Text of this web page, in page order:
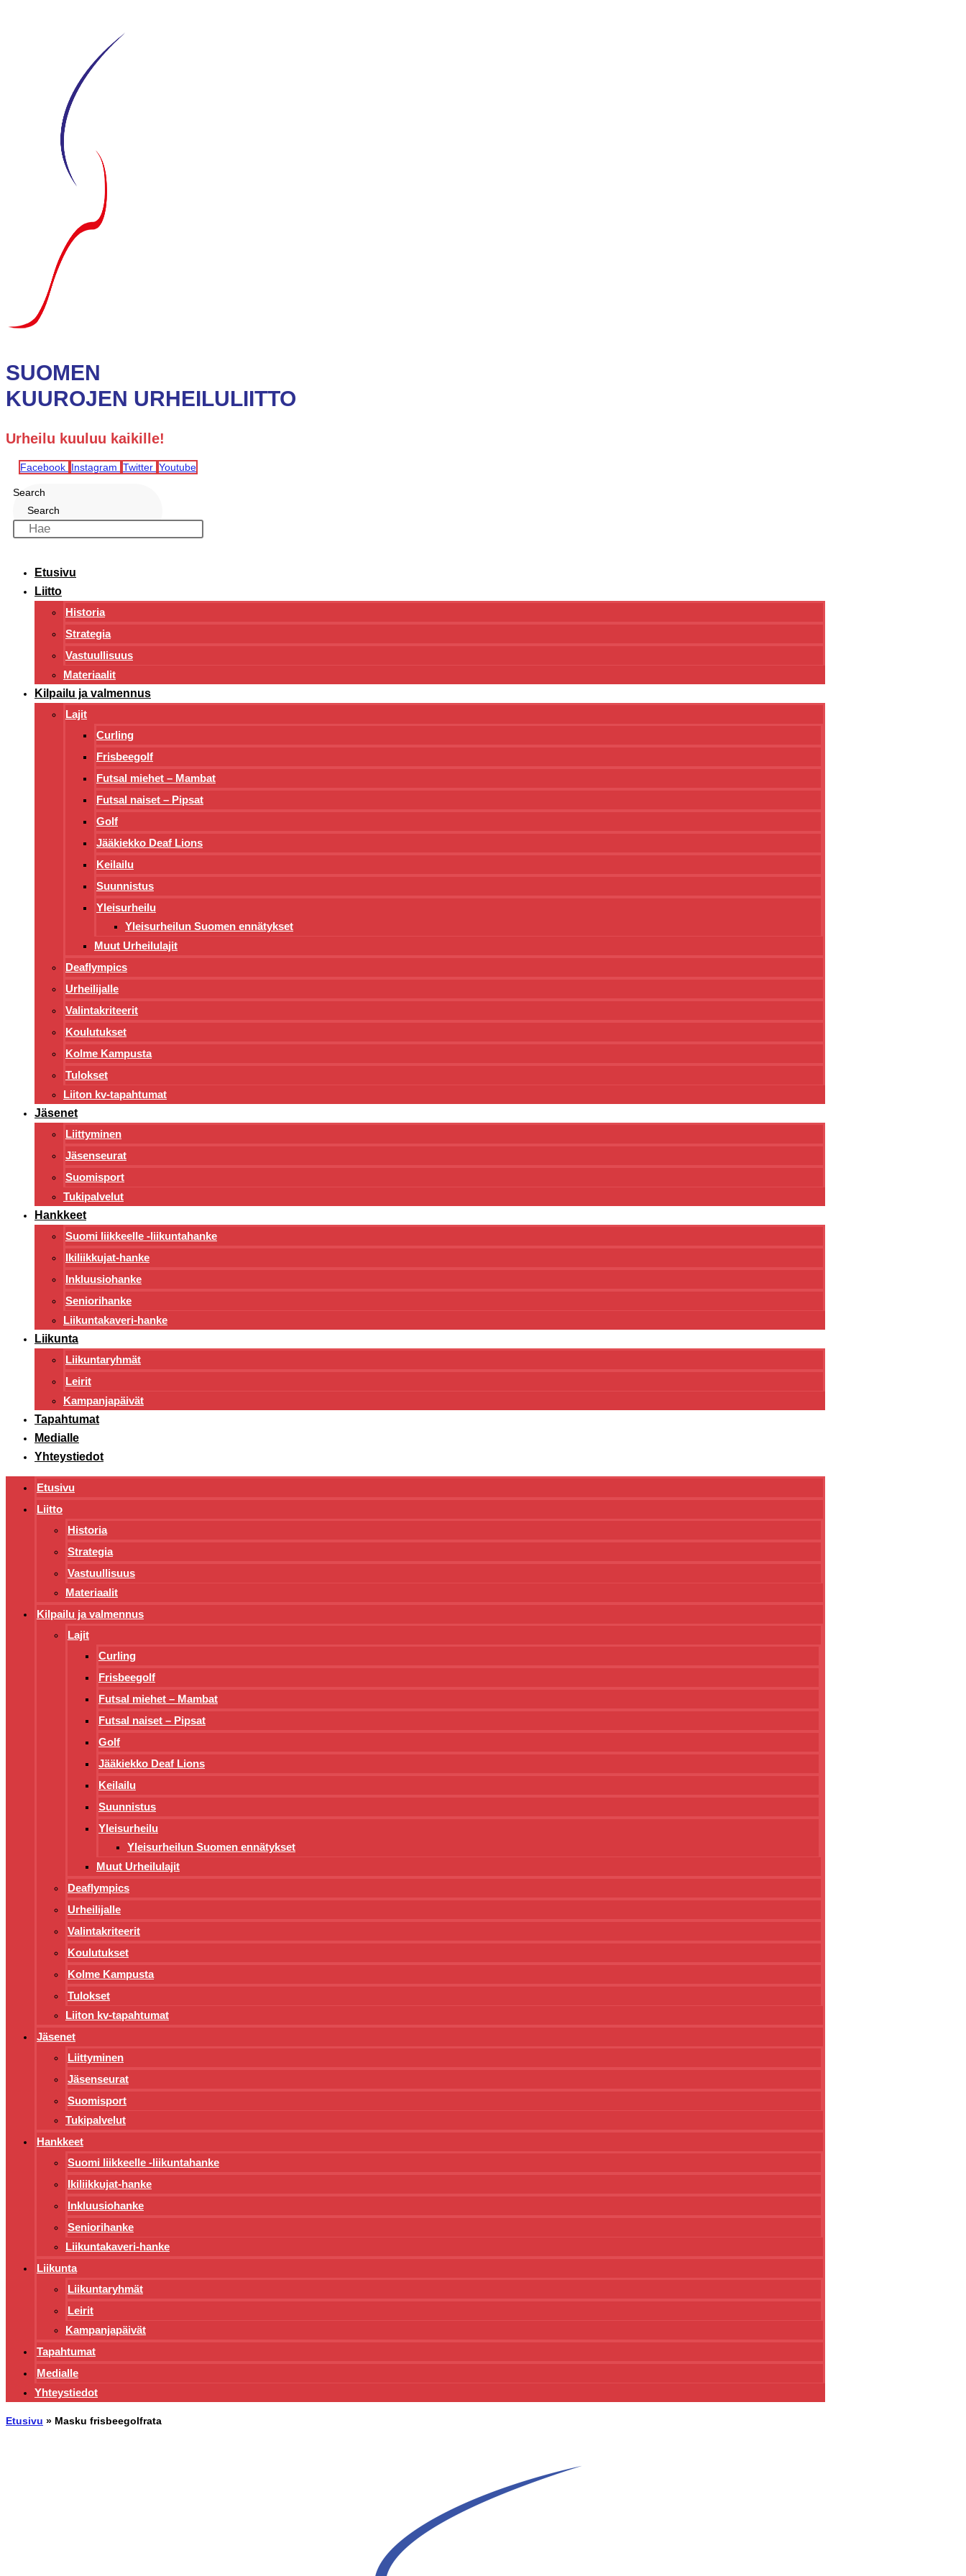
SUOMEN
KUUROJEN URHEILULIITTO
Urheilu kuuluu kaikille!
Facebook Instagram Twitter Youtube
Search
Search
Etusivu
Liitto
Historia
Strategia
Vastuullisuus
Materiaalit
Kilpailu ja valmennus
Lajit
Curling
Frisbeegolf
Futsal miehet – Mambat
Futsal naiset – Pipsat
Golf
Jääkiekko Deaf Lions
Keilailu
Suunnistus
Yleisurheilu
Yleisurheilun Suomen ennätykset
Muut Urheilulajit
Deaflympics
Urheilijalle
Valintakriteerit
Koulutukset
Kolme Kampusta
Tulokset
Liiton kv-tapahtumat
Jäsenet
Liittyminen
Jäsenseurat
Suomisport
Tukipalvelut
Hankkeet
Suomi liikkeelle -liikuntahanke
Ikiliikkujat-hanke
Inkluusiohanke
Seniorihanke
Liikuntakaveri-hanke
Liikunta
Liikuntaryhmät
Leirit
Kampanjapäivät
Tapahtumat
Medialle
Yhteystiedot
Etusivu
Liitto
Historia
Strategia
Vastuullisuus
Materiaalit
Kilpailu ja valmennus
Lajit
Curling
Frisbeegolf
Futsal miehet – Mambat
Futsal naiset – Pipsat
Golf
Jääkiekko Deaf Lions
Keilailu
Suunnistus
Yleisurheilu
Yleisurheilun Suomen ennätykset
Muut Urheilulajit
Deaflympics
Urheilijalle
Valintakriteerit
Koulutukset
Kolme Kampusta
Tulokset
Liiton kv-tapahtumat
Jäsenet
Liittyminen
Jäsenseurat
Suomisport
Tukipalvelut
Hankkeet
Suomi liikkeelle -liikuntahanke
Ikiliikkujat-hanke
Inkluusiohanke
Seniorihanke
Liikuntakaveri-hanke
Liikunta
Liikuntaryhmät
Leirit
Kampanjapäivät
Tapahtumat
Medialle
Yhteystiedot
Etusivu » Masku frisbeegolfrata